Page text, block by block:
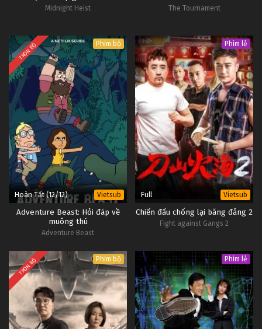
Midnight Heist The Tournament
TRỌN BỘ Phim bộ
Hoàn Tất (12/12) Vietsub
Adventure Beast: Hỏi đáp về
muông thú
Adventure Beast
Phim lẻ
Full Vietsub
Chiến đấu chống lại băng đảng 2
Fight against Gangs 2
TRỌN BỘ Phim bộ Phim lẻ